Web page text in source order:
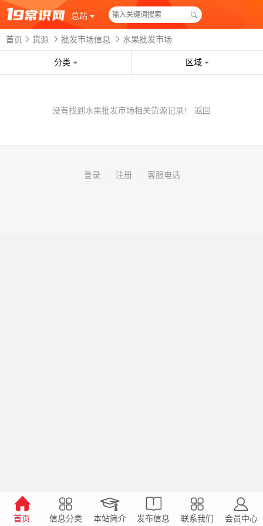
总站
首页 货源 批发市场信息 水果批发市场
分类 区域
没有找到水果批发市场相关货源记录！ 返回
登录 注册 客服电话
首页 信息分类 本站简介 发布信息 联系我们 会员中心